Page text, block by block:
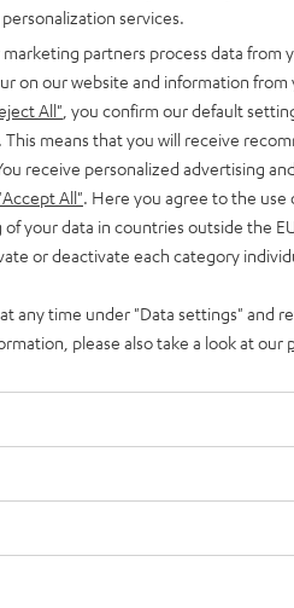
surft die Tonspur ab und
services.
partners process data from
on our website and information
All" , you confirm our default
This means that you will receive
receive personalized advertising
All" . Here you agree to the use
your data in countries outside the
or deactivate each category
any time under "Data settings" and
please also take a look at our